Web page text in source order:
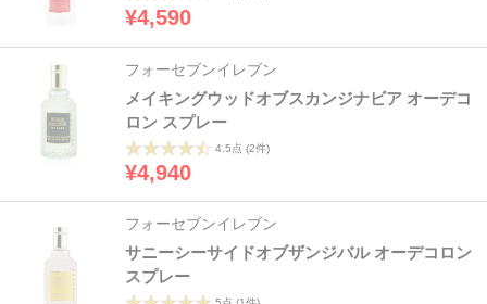
¥4,590
フォーセブンイレブン
メイキングウッドオブスカンジナビア オーデコ
ロン スプレー
4.5点 (2件)
¥4,940
フォーセブンイレブン
サニーシーサイドオブザンジバル オーデコロン
スプレー